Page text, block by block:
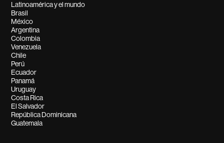
Latinoamérica y el mundo
Brasil
México
Argentina
Colombia
Venezuela
Chile
Perú
Ecuador
Panamá
Uruguay
Costa Rica
El Salvador
República Dominicana
Guatemala